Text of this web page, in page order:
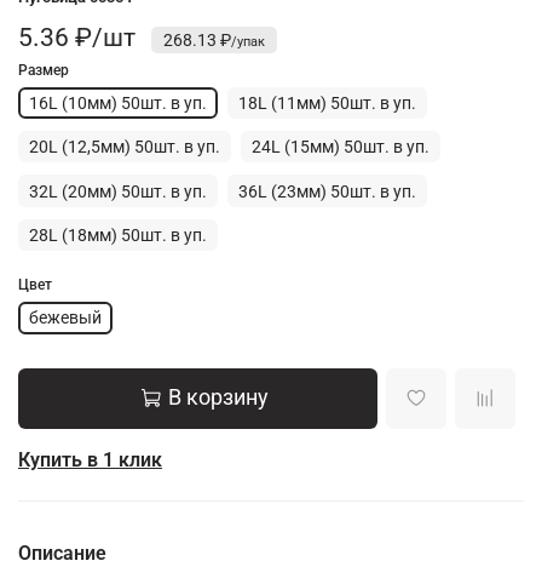
5.36 ₽/шт 268.13 ₽
Размер
16L (10мм) 50шт. в уп. 18L (11мм) 50шт. в уп.
20L (12,5мм) 50шт. в уп. 24L (15мм) 50шт. в уп.
32L (20мм) 50шт. в уп. 36L (23мм) 50шт. в уп.
28L (18мм) 50шт. в уп.
Цвет
бежевый
В корзину
Купить в 1 клик
Описание